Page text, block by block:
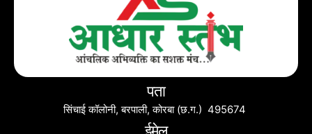
पता
सिंचाई कॉलोनी, बरपाली, कोरबा (छ.ग.) 495674